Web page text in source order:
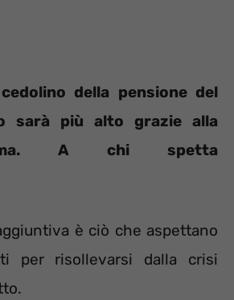
della pensione del
sarà più alto grazie alla
A chi spetta
è ciò che aspettano
per risollevarsi dalla crisi